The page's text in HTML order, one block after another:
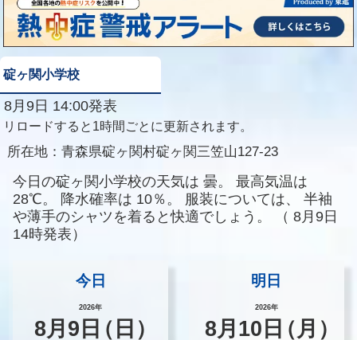
碇ヶ関小学校
8月9日 14:00発表
リロードすると1時間ごとに更新されます。
所在地： 青森県碇ヶ関村碇ヶ関三笠山127-23
今日の碇ヶ関小学校の天気は 曇。
最高気温は
28℃。
降水確率は 10％。 服装については、
半袖
や薄手のシャツを着ると快適でしょう。
（ 8月9日
14時発表）
今日
2026年
8月 9 日（日）
明日
2026年
8月 10 日（月）